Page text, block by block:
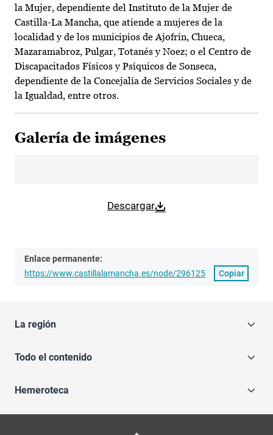
la Mujer, dependiente del Instituto de la Mujer de
Castilla-La Mancha, que atiende a mujeres de la
localidad y de los municipios de Ajofrín, Chueca,
Mazaramabroz, Pulgar, Totanés y Noez; o el Centro de
Discapacitados Físicos y Psíquicos de Sonseca,
dependiente de la Concejalía de Servicios Sociales y de
la Igualdad, entre otros.
Galería de imágenes
Descargar
Enlace permanente:
https://www.castillalamancha.es/node/296125
Copiar
La región
Todo el contenido
Hemeroteca